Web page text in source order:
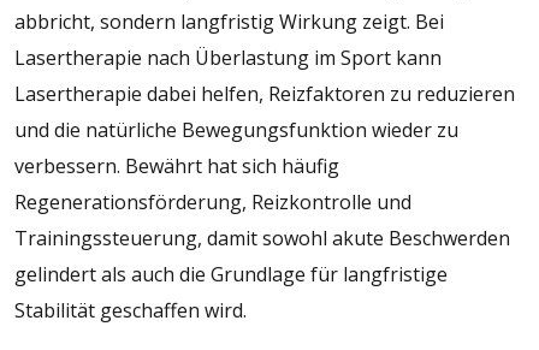
abbricht, sondern langfristig Wirkung zeigt. Bei
Lasertherapie nach Überlastung im Sport kann
Lasertherapie dabei helfen, Reizfaktoren zu reduzieren
und die natürliche Bewegungsfunktion wieder zu
verbessern. Bewährt hat sich häufig
Regenerationsförderung, Reizkontrolle und
Trainingssteuerung, damit sowohl akute Beschwerden
gelindert als auch die Grundlage für langfristige
Stabilität geschaffen wird.